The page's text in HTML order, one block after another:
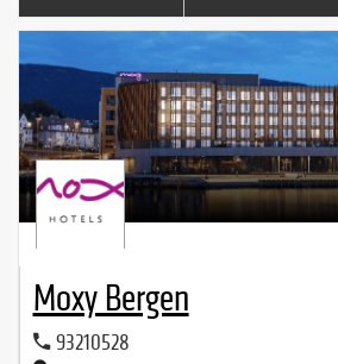
Moxy Bergen
93210528